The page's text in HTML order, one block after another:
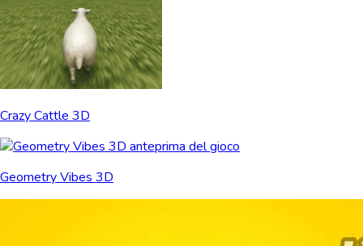
Crazy Cattle 3D
Geometry Vibes 3D